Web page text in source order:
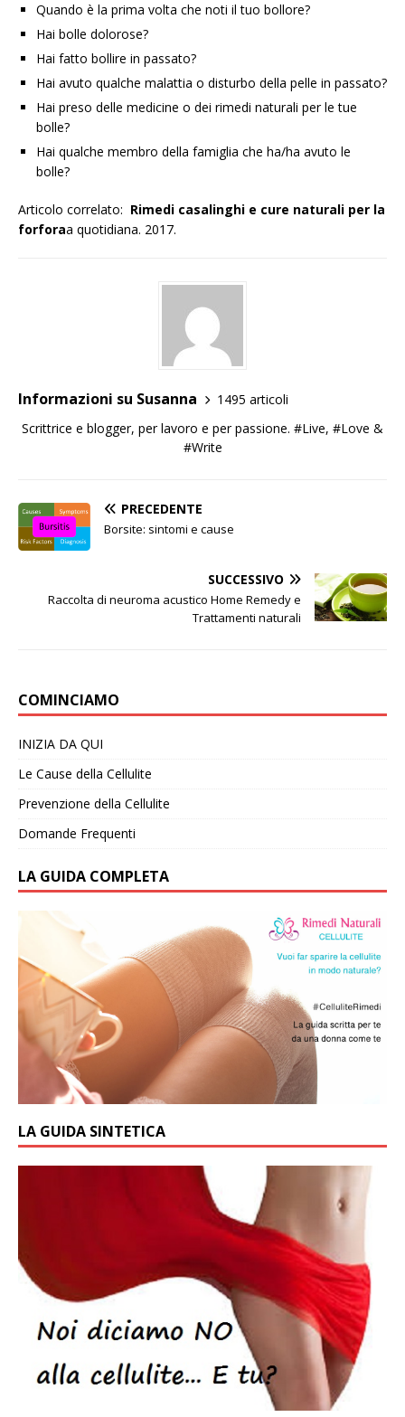
Quando è la prima volta che noti il ​​tuo bollore?
Hai bolle dolorose?
Hai fatto bollire in passato?
Hai avuto qualche malattia o disturbo della pelle in passato?
Hai preso delle medicine o dei rimedi naturali per le tue
bolle?
Hai qualche membro della famiglia che ha/ha avuto le
bolle?
Articolo correlato: Rimedi casalinghi e cure naturali per la
forforaa quotidiana. 2017.
Informazioni su Susanna
1495 articoli
Scrittrice e blogger, per lavoro e per passione. #Live, #Love &
#Write
PRECEDENTE
Borsite: sintomi e cause
SUCCESSIVO
Raccolta di neuroma acustico Home Remedy e
Trattamenti naturali
COMINCIAMO
INIZIA DA QUI
Le Cause della Cellulite
Prevenzione della Cellulite
Domande Frequenti
LA GUIDA COMPLETA
LA GUIDA SINTETICA